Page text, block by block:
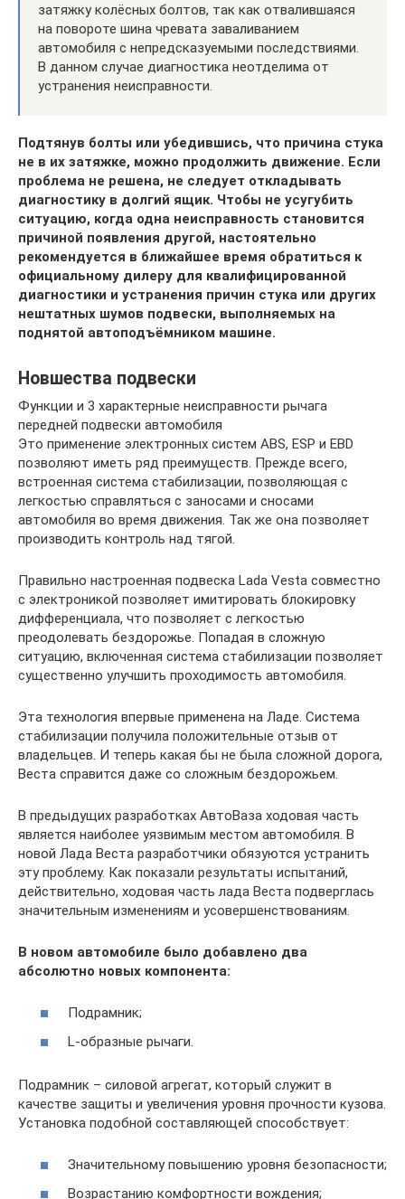
затяжку колёсных болтов, так как отвалившаяся
на повороте шина чревата заваливанием
автомобиля с непредсказуемыми последствиями.
В данном случае диагностика неотделима от
устранения неисправности.
Подтянув болты или убедившись, что причина стука
не в их затяжке, можно продолжить движение. Если
проблема не решена, не следует откладывать
диагностику в долгий ящик. Чтобы не усугубить
ситуацию, когда одна неисправность становится
причиной появления другой, настоятельно
рекомендуется в ближайшее время обратиться к
официальному дилеру для квалифицированной
диагностики и устранения причин стука или других
нештатных шумов подвески, выполняемых на
поднятой автоподъёмником машине.
Новшества подвески
Функции и 3 характерные неисправности рычага
передней подвески автомобиля
Это применение электронных систем АВS, ESP и EBD
позволяют иметь ряд преимуществ. Прежде всего,
встроенная система стабилизации, позволяющая с
легкостью справляться с заносами и сносами
автомобиля во время движения. Так же она позволяет
производить контроль над тягой.
Правильно настроенная подвеска Lada Vesta совместно
с электроникой позволяет имитировать блокировку
дифференциала, что позволяет с легкостью
преодолевать бездорожье. Попадая в сложную
ситуацию, включенная система стабилизации позволяет
существенно улучшить проходимость автомобиля.
Эта технология впервые применена на Ладе. Система
стабилизации получила положительные отзыв от
владельцев. И теперь какая бы не была сложной дорога,
Веста справится даже со сложным бездорожьем.
В предыдущих разработках АвтоВаза ходовая часть
является наиболее уязвимым местом автомобиля. В
новой Лада Веста разработчики обязуются устранить
эту проблему. Как показали результаты испытаний,
действительно, ходовая часть лада Веста подверглась
значительным изменениям и усовершенствованиям.
В новом автомобиле было добавлено два
абсолютно новых компонента:
Подрамник;
L-образные рычаги.
Подрамник – силовой агрегат, который служит в
качестве защиты и увеличения уровня прочности кузова.
Установка подобной составляющей способствует:
Значительному повышению уровня безопасности;
Возрастанию комфортности вождения;